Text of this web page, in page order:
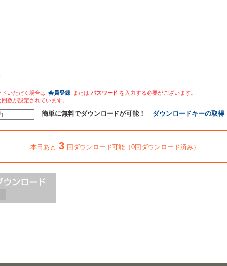
いただく場合は 会員登録 または パスワード を入力する必要がございます。
数が設定されています。
簡単に無料でダウンロードが可能！ ダウンロードキーの取得
本日あと 3 回ダウンロード可能（0回ダウンロード済み）